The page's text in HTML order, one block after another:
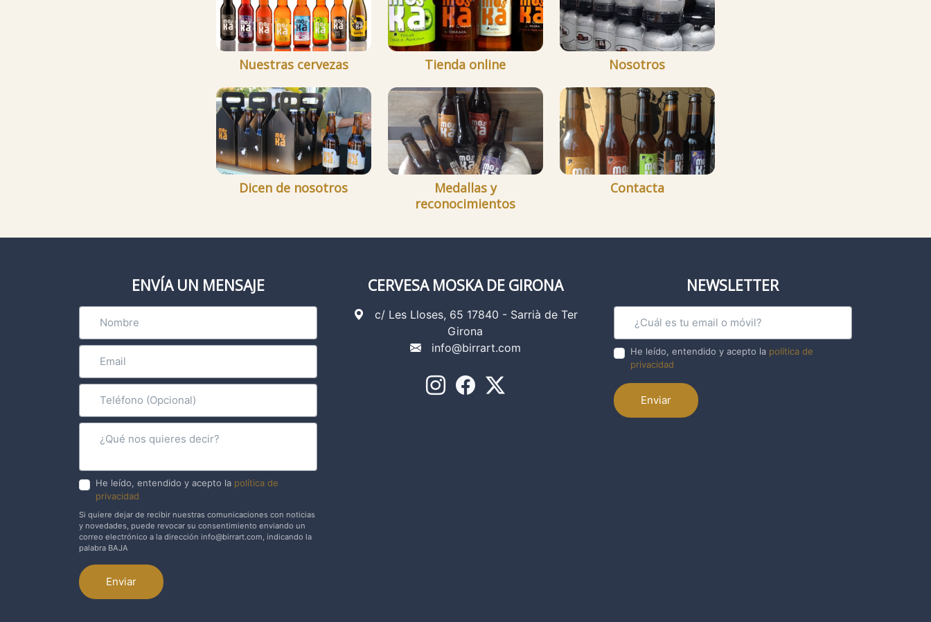
Nuestras cervezas Tienda online Nosotros
Dicen de nosotros
Medallas y
reconocimientos
Contacta
ENVÍA UN MENSAJE
He leído, entendido y acepto la política de
privacidad
Si quiere dejar de recibir nuestras comunicaciones con noticias
y novedades, puede revocar su consentimiento enviando un
correo electrónico a la dirección info@birrart.com, indicando la
palabra BAJA
Enviar
CERVESA MOSKA DE GIRONA
c/ Les Lloses, 65 17840 - Sarrià de Ter
Girona
info@birrart.com
NEWSLETTER
He leído, entendido y acepto la política de
privacidad
Enviar